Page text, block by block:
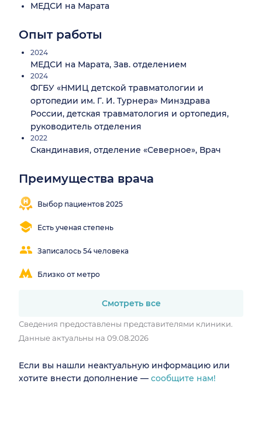
МЕДСИ на Марата
Опыт работы
2024
МЕДСИ на Марата, Зав. отделением
2024
ФГБУ «НМИЦ детской травматологии и
ортопедии им. Г. И. Турнера» Минздрава
России, детская травматология и ортопедия,
руководитель отделения
2022
Скандинавия, отделение «Северное», Врач
Преимущества врача
Выбор пациентов 2025
Есть ученая степень
Записалось 54 человека
Близко от метро
Помогает
сложных
Смотреть все
Сведения предоставлены представителями клиники.
Данные актуальны на 09.08.2026
Если вы нашли неактуальную информацию или
хотите внести дополнение — сообщите нам!